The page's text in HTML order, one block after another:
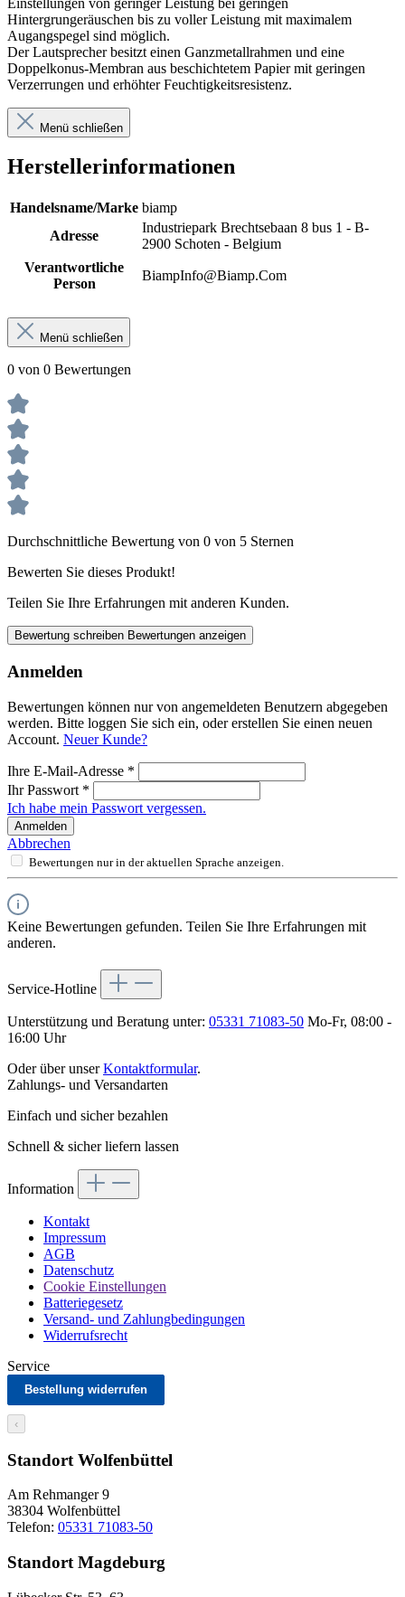
Hintergrungeräuschen bis zu voller Leistung mit maximalem
Augangspegel sind möglich.
Der Lautsprecher besitzt einen Ganzmetallrahmen und eine
Doppelkonus-Membran aus beschichtetem Papier mit geringen
Verzerrungen und erhöhter Feuchtigkeitsresistenz.
Menü schließen
Herstellerinformationen
Handelsname/Marke biamp
Adresse
Industriepark Brechtsebaan 8 bus 1 - B-
2900 Schoten - Belgium
Verantwortliche
Person
BiampInfo@Biamp.Com
Menü schließen
0 von 0 Bewertungen
Durchschnittliche Bewertung von 0 von 5 Sternen
Bewerten Sie dieses Produkt!
Teilen Sie Ihre Erfahrungen mit anderen Kunden.
Bewertung schreiben Bewertungen anzeigen
Anmelden
Bewertungen können nur von angemeldeten Benutzern abgegeben
werden. Bitte loggen Sie sich ein, oder erstellen Sie einen neuen
Account. Neuer Kunde?
Ihre E-Mail-Adresse *
Ihr Passwort *
Ich habe mein Passwort vergessen.
Anmelden
Abbrechen
Bewertungen nur in der aktuellen Sprache anzeigen.
Keine Bewertungen gefunden. Teilen Sie Ihre Erfahrungen mit
anderen.
Service-Hotline
Unterstützung und Beratung unter: 05331 71083-50 Mo-Fr, 08:00 -
16:00 Uhr
Oder über unserKontaktformular.
Zahlungs- und Versandarten
Einfach und sicher bezahlen
Schnell & sicher liefern lassen
Information
Kontakt
Impressum
AGB
Datenschutz
Cookie Einstellungen
Batteriegesetz
Versand- und Zahlungbedingungen
Widerrufsrecht
Service
Bestellung widerrufen
‹
Standort Wolfenbüttel
Am Rehmanger 9
38304 Wolfenbüttel
Telefon: 05331 71083-50
Standort Magdeburg